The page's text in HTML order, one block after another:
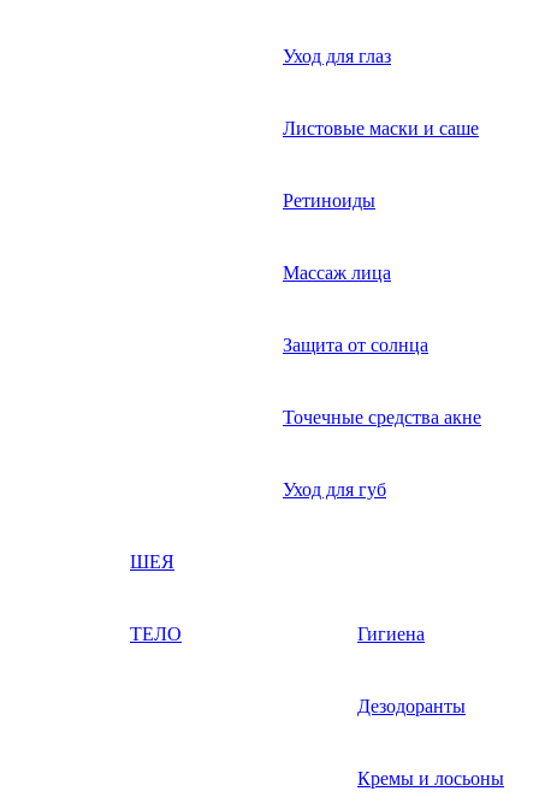
Уход для глаз
Листовые маски и саше
Ретиноиды
Массаж лица
Защита от солнца
Точечные средства акне
Уход для губ
ШЕЯ
ТЕЛО Гигиена
Дезодоранты
Кремы и лосьоны